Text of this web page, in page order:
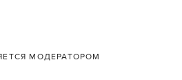
МОДЕРАТОРОМ